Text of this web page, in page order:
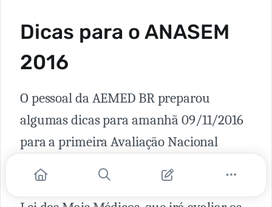
Dicas para o ANASEM
2016
O pessoal da AEMED BR preparou
algumas dicas para amanhã 09/11/2016
para a primeira Avaliação Nacional
ANASEM - do Brasil. A prova é parte da